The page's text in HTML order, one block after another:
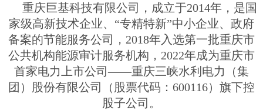
重庆巨基科技有限公司，成立于2014年，是国
家级高新技术企业、 “专精特新”中小企业、 政府
备案的节能服务公司， 2018年入选第一批重庆市
公共机构能源审计服务机构 ，2022年成为重庆市
首家电力上市公司——重庆三峡水利电力（集
团）股份有限公司（股票代码：600116）旗下控
股子公司。